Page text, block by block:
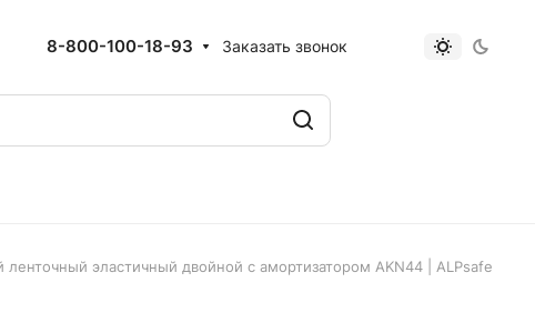
8-800-100-18-93 Заказать звонок
ленточный эластичный двойной с амортизатором AKN44 | ALPsafe